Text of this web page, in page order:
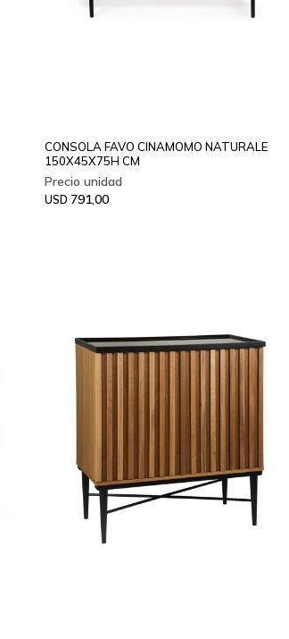
CONSOLA FAVO CINAMOMO NATURALE
150X45X75H CM
USD 791,00